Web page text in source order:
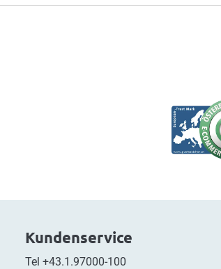
Kundenservice
Tel +43.1.97000-100